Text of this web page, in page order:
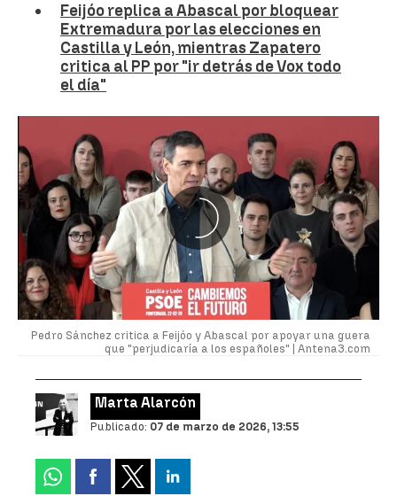
Feijóo replica a Abascal por bloquear
Extremadura por las elecciones en
Castilla y León, mientras Zapatero
critica al PP por "ir detrás de Vox todo
el día"
Pedro Sánchez critica a Feijóo y Abascal por apoyar una guera
que "perjudicaría a los españoles" | Antena3.com
Marta Alarcón
Publicado: 07 de marzo de 2026, 13:55